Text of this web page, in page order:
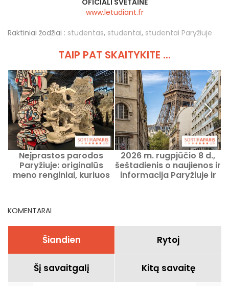
OFICIALI SVETAINĖ
www.letudiant.fr
Raktiniai žodžiai : studentas, studentai, studentai Paryžiuje
TAIP PAT SKAITYKITE ...
Neįprastos parodos
Paryžiuje: originalūs
meno renginiai, kuriuos
2026 m. rugpjūčio 8 d.,
šeštadienis o naujienos ir
informacija Paryžiuje ir
KOMENTARAI
Šiandien Rytoj
Šį savaitgalį Kitą savaitę